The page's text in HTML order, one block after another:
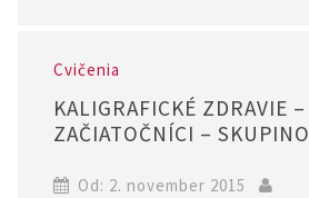
Cvičenia
KALIGRAFICKÉ ZDRAVIE –
ZAČIATOČNÍCI –
Od: 2. november 2015